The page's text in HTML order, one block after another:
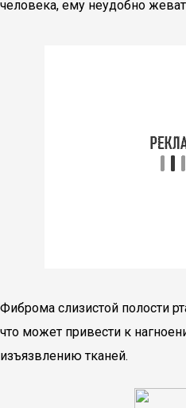
человека, ему неудобно
Фиброма слизистой полости
что может привести к
изъязвлению тканей.